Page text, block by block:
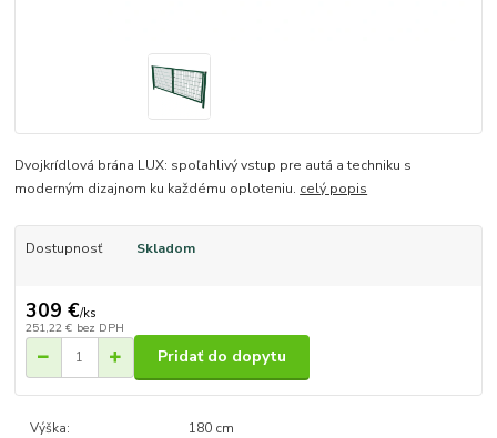
Dvojkrídlová brána LUX: spoľahlivý vstup pre autá a techniku s
moderným dizajnom ku každému oploteniu. celý popis
Dostupnosť Skladom
309 €/ks
251,22 € bez DPH
Pridať do dopytu
Výška:
180 cm